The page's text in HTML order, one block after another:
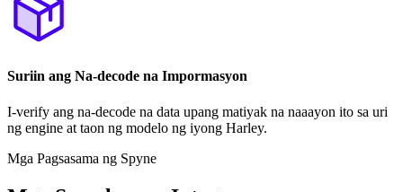
Suriin ang Na-decode na Impormasyon
I-verify ang na-decode na data upang matiyak na naaayon ito sa uri
ng engine at taon ng modelo ng iyong Harley.
Mga Pagsasama ng Spyne